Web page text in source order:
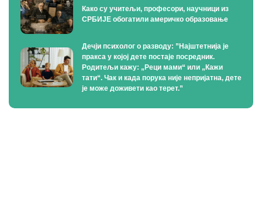
Како су учитељи, професори, научници из
СРБИЈЕ обогатили америчко образовање
Дечји психолог о разводу: ”Најштетнија је
пракса у којој дете постаје посредник.
Родитељи кажу: „Реци мами“ или „Кажи
тати“. Чак и када порука није непријатна, дете
је може доживети као терет.”